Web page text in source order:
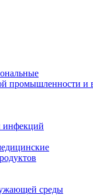
промышленности и
инфекций
среды